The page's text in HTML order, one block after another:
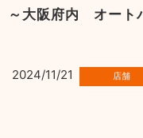
～大阪府内 オート
2024/11/21